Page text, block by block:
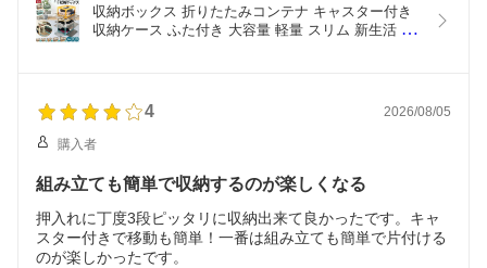
収納ボックス 折りたたみコンテナ キャスター付き
収納ケース ふた付き 大容量 軽量 スリム 新生活 即
収納 布団 タオル
4 2026/08/05
購入者
組み立ても簡単で収納するのが楽しくなる
押入れに丁度3段ピッタリに収納出来て良かったです。キャ
スター付きで移動も簡単！一番は組み立ても簡単で片付ける
のが楽しかったです。